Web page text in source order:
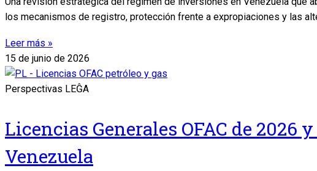
los mecanismos de registro, protección frente a expropiaciones y las
Leer más »
15 de junio de 2026
Perspectivas LEĜA
Licencias Generales OFAC de
Venezuela